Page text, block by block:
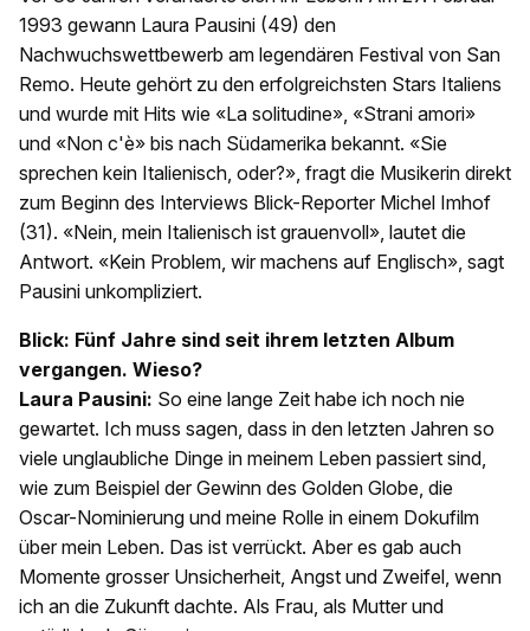
1993 gewann Laura Pausini (49) den
Nachwuchswettbewerb am legendären Festival von San
Remo. Heute gehört zu den erfolgreichsten Stars Italiens
und wurde mit Hits wie «La solitudine», «Strani amori»
und «Non c'è» bis nach Südamerika bekannt. «Sie
sprechen kein Italienisch, oder?», fragt die Musikerin direkt
zum Beginn des Interviews Blick-Reporter Michel Imhof
(31). «Nein, mein Italienisch ist grauenvoll», lautet die
Antwort. «Kein Problem, wir machens auf Englisch», sagt
Pausini unkompliziert.
Blick: Fünf Jahre sind seit ihrem letzten Album
vergangen. Wieso?
Laura Pausini: So eine lange Zeit habe ich noch nie
gewartet. Ich muss sagen, dass in den letzten Jahren so
viele unglaubliche Dinge in meinem Leben passiert sind,
wie zum Beispiel der Gewinn des Golden Globe, die
Oscar-Nominierung und meine Rolle in einem Dokufilm
über mein Leben. Das ist verrückt. Aber es gab auch
Momente grosser Unsicherheit, Angst und Zweifel, wenn
ich an die Zukunft dachte. Als Frau, als Mutter und